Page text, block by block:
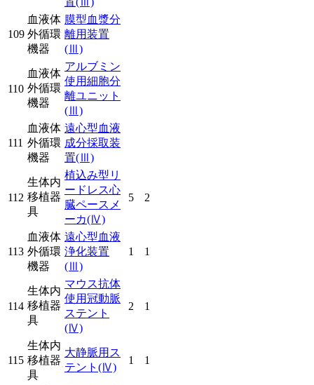
109
血液体
外循環
機器
膜型血漿分
離用装置
(Ⅲ)
110
血液体
外循環
機器
アルブミン
使用細胞分
離ユニット
(Ⅲ)
111
血液体
外循環
機器
遠心型血液
成分採取装
置(Ⅲ)
112
生体内
移植器
具
植込み型リ
ードレス心
臓ペースメ
ーカ(Ⅳ)
5 2
113
血液体
外循環
機器
遠心型血液
浄化装置
(Ⅲ)
1 1
114
生体内
移植器
具
マウス抗体
使用冠動脈
ステント
(Ⅳ)
2 1
115
生体内
移植器
具
大静脈用ス
テント (Ⅳ)
1 1